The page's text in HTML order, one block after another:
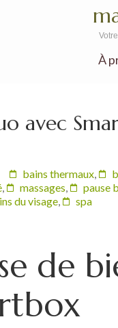
À
avec
bains thermaux,
, massages, pause
du visage, spa
de